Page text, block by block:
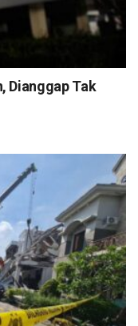
Dianggap Tak